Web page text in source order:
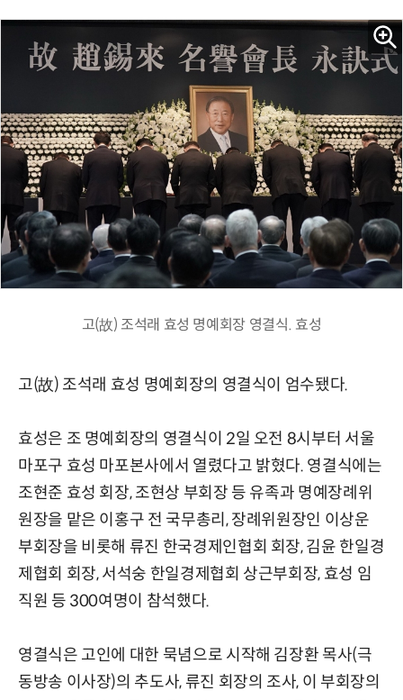
고(故) 조석래 효성 명예회장 영결식. 효성
고(故) 조석래 효성 명예회장의 영결식이 엄수됐다.
효성은 조 명예회장의 영결식이 2일 오전 8시부터 서울
마포구 효성 마포본사에서 열렸다고 밝혔다. 영결식에는
조현준 효성 회장, 조현상 부회장 등 유족과 명예장례위
원장을 맡은 이홍구 전 국무총리, 장례위원장인 이상운
부회장을 비롯해 류진 한국경제인협회 회장, 김윤 한일경
제협회 회장, 서석숭 한일경제협회 상근부회장, 효성 임
직원 등 300여명이 참석했다.
영결식은 고인에 대한 묵념으로 시작해 김장환 목사(극
동방송 이사장)의 추도사, 류진 회장의 조사, 이 부회장의